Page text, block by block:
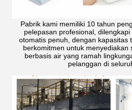
Pabrik kami memiliki 10 tahun
pelepasan profesional,
otomatis penuh, dengan kapasitas
berkomitmen untuk menyediakan
berbasis air yang ramah
pelanggan di